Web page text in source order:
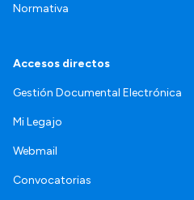
Normativa
Accesos directos
Gestión Documental Electrónica
Mi Legajo
Webmail
Convocatorias